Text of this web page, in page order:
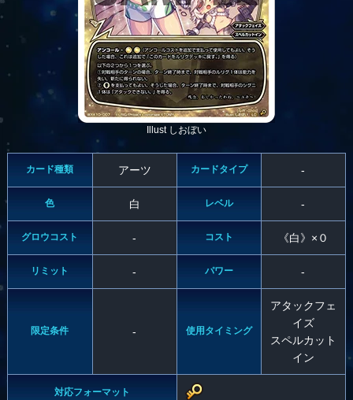
Illust しおぼい
カード種類 アーツ カードタイプ -
色 白 レベル -
グロウコスト - コスト 《白》×０
リミット - パワー -
限定条件 - 使用タイミング
アタックフェ
イズ
スペルカット
イン
対応フォーマット